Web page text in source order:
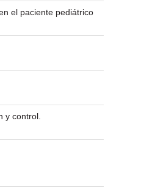
el paciente pediátrico
y control.